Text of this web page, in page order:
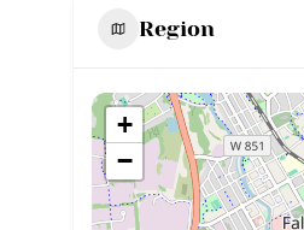
Region
+
−